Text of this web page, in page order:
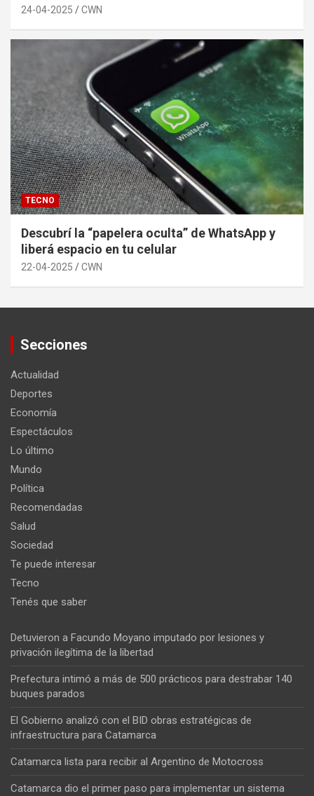
24-04-2025 CWN
TECNO
Descubrí la “papelera oculta” de WhatsApp y
liberá espacio en tu celular
22-04-2025 CWN
Secciones
Actualidad
Deportes
Economía
Espectáculos
Lo último
Mundo
Política
Recomendadas
Salud
Sociedad
Te puede interesar
Tecno
Tenés que saber
Detuvieron a Facundo Moyano imputado por lesiones y
privación ilegítima de la libertad
Prefectura intimó a más de 500 prácticos para destrabar 140
buques parados
El Gobierno analizó con el BID obras estratégicas de
infraestructura para Catamarca
Catamarca lista para recibir al Argentino de Motocross
Catamarca dio el primer paso para implementar un sistema